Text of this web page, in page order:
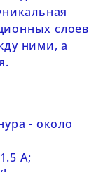
слоев
ними, а
- около
A;